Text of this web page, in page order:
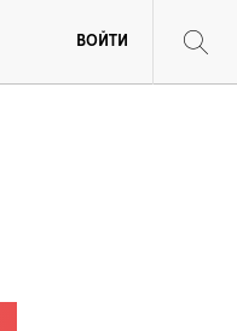
ВОЙТИ